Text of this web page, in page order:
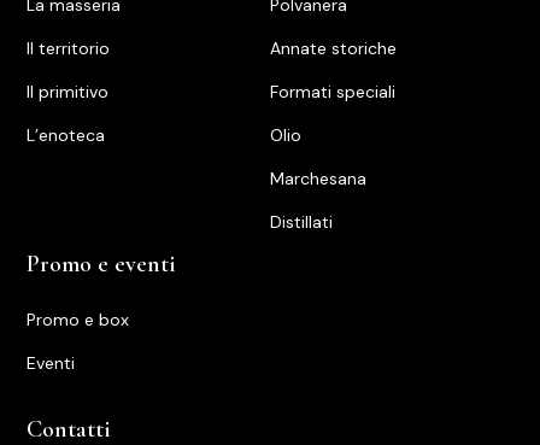
Il territorio
ll primitivo
L’enoteca
Annate storiche
Formati speciali
Olio
Marchesana
Distillati
Promo e eventi
Promo e box
Eventi
Contatti